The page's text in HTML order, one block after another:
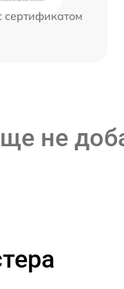
сертификатом
не